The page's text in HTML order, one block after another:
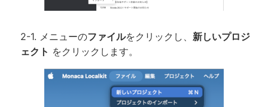
メニューのファイルをクリックし、 新しいプロジ
ェクト をクリックします。